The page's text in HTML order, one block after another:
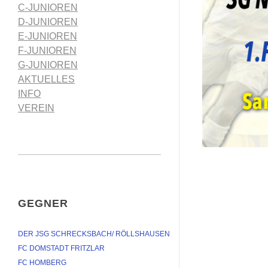
C-JUNIOREN
D-JUNIOREN
E-JUNIOREN
F-JUNIOREN
G-JUNIOREN
AKTUELLES
INFO
VEREIN
GEGNER
DER JSG SCHRECKSBACH/ RÖLLSHAUSEN
FC DOMSTADT FRITZLAR
FC HOMBERG